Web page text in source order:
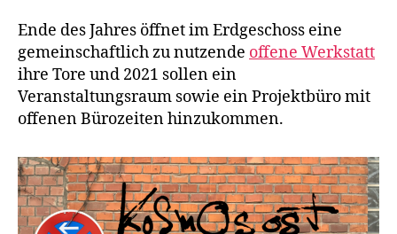
Ende des Jahres öffnet im Erdgeschoss eine
gemeinschaftlich zu nutzende offene Werkstatt
ihre Tore und 2021 sollen ein
Veranstaltungsraum sowie ein Projektbüro mit
offenen Bürozeiten hinzukommen.